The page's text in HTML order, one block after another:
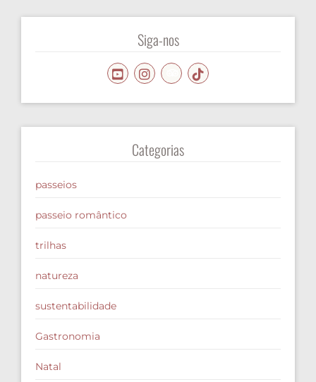
Siga-nos
Categorias
passeios
passeio romântico
trilhas
natureza
sustentabilidade
Gastronomia
Natal